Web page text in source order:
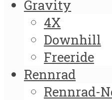
Gravity
4X
Downhill
Freeride
Rennrad
Rennrad-